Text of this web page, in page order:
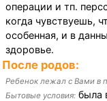
операции и тп.
когда чувствуешь,
особенная, и в
здоровье.
После родов:
Ребенок лежал с Вами в
Бытовые условия: была